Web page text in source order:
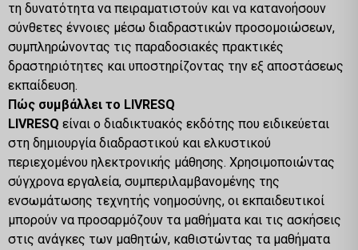
τη δυνατότητα να πειραματιστούν και να κατανοήσουν
σύνθετες έννοιες μέσω διαδραστικών προσομοιώσεων,
συμπληρώνοντας τις παραδοσιακές πρακτικές
δραστηριότητες και υποστηρίζοντας την εξ αποστάσεως
εκπαίδευση.
Πώς συμβάλλει το LIVRESQ
LIVRESQ είναι ο διαδικτυακός εκδότης που ειδικεύεται
στη δημιουργία διαδραστικού και ελκυστικού
περιεχομένου ηλεκτρονικής μάθησης. Χρησιμοποιώντας
σύγχρονα εργαλεία, συμπεριλαμβανομένης της
ενσωμάτωσης τεχνητής νοημοσύνης, οι εκπαιδευτικοί
μπορούν να προσαρμόζουν τα μαθήματα και τις ασκήσεις
στις ανάγκες των μαθητών, καθιστώντας τα μαθήματα